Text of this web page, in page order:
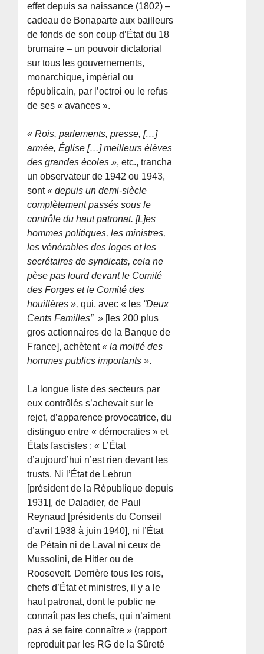
effet depuis sa naissance (1802) –
cadeau de Bonaparte aux bailleurs
de fonds de son coup d’État du 18
brumaire – un pouvoir dictatorial
sur tous les gouvernements,
monarchique, impérial ou
républicain, par l’octroi ou le refus
de ses « avances ».
« Rois, parlements, presse, […]
armée, Église […] meilleurs élèves
des grandes écoles », etc., trancha
un observateur de 1942 ou 1943,
sont« depuis un demi-siècle
complètement passés sous le
contrôle du haut patronat. [L]es
hommes politiques, les ministres,
les vénérables des loges et les
secrétaires de syndicats, cela ne
pèse pas lourd devant le Comité
des Forges et le Comité des
houillères », qui, avec « les “Deux
Cents Familles” » [les 200 plus
gros actionnaires de la Banque de
France], achètent« la moitié des
hommes publics importants ».
La longue liste des secteurs par
eux contrôlés s’achevait sur le
rejet, d’apparence provocatrice, du
distinguo entre « démocraties » et
États fascistes : « L’État
d’aujourd’hui n’est rien devant les
trusts. Ni l’État de Lebrun
[président de la République depuis
1931], de Daladier, de Paul
Reynaud [présidents du Conseil
d’avril 1938 à juin 1940], ni l’État
de Pétain ni de Laval ni ceux de
Mussolini, de Hitler ou de
Roosevelt. Derrière tous les rois,
chefs d’État et ministres, il y a le
haut patronat, dont le public ne
connaît pas les chefs, qui n’aiment
pas à se faire connaître » (rapport
reproduit par les RG de la Sûreté